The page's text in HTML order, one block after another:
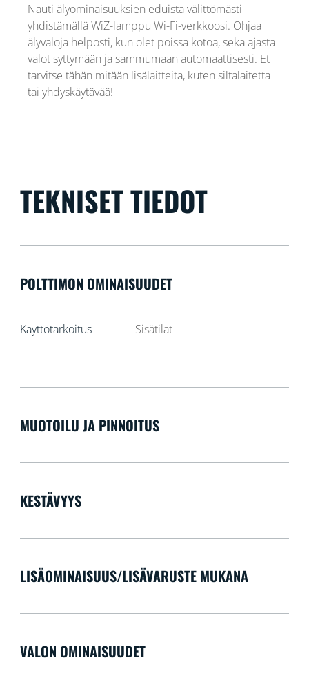
Nauti älyominaisuuksien eduista välittömästi
yhdistämällä WiZ-lamppu Wi-Fi-verkkoosi. Ohjaa
älyvaloja helposti, kun olet poissa kotoa, sekä ajasta
valot syttymään ja sammumaan automaattisesti. Et
tarvitse tähän mitään lisälaitteita, kuten siltalaitetta
tai yhdyskäytävää!
TEKNISET TIEDOT
POLTTIMON OMINAISUUDET
Käyttötarkoitus Sisätilat
MUOTOILU JA PINNOITUS
KESTÄVYYS
LISÄOMINAISUUS/LISÄVARUSTE MUKANA
VALON OMINAISUUDET